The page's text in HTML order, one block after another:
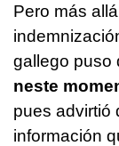
Pero más
gallego puso
neste
pues advirtió
información